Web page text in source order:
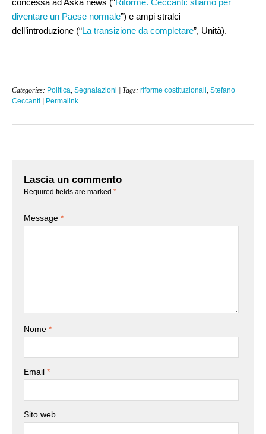
diventare un Paese normale”) e ampi stralci
dell’introduzione (“La transizione da completare”, Unità).
Categories: Politica Segnalazioni | Tags: riforme costituzionali Stefano
Ceccanti | Permalink
Lascia un commento
Required fields are marked *
Message *
Nome *
Email *
Sito web